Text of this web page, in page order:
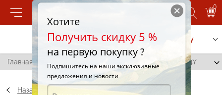
0
Позвонить Заказать услугу
Главная / BF Goodrich G-Force T/A KDW 255/40 R17 94Y
Назад
Хотите
Получить скидку 5 %
на первую покупку ?
Подпишитесь на наши эксклюзивные
предложения и новости